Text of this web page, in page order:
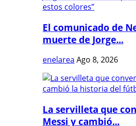
El comunicado de
muerte de Jorge...
enelarea Ago 8, 2026
La servilleta que
Messi y cambió...